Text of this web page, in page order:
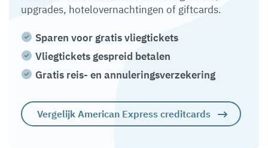
upgrades, hotelovernachtingen of giftcards.
Sparen voor gratis vliegtickets
Vliegtickets gespreid betalen
Gratis reis- en annuleringsverzekering
Vergelijk American Express creditcards